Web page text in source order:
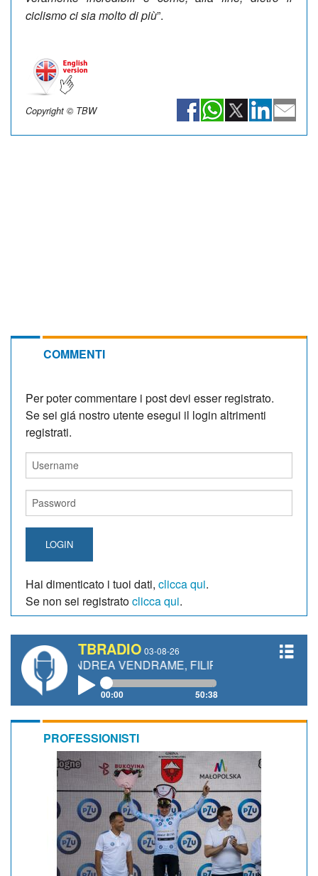
ciclismo ci sia molto di più”.
Copyright © TBW
COMMENTI
Per poter commentare i post devi esser registrato.
Se sei giá nostro utente esegui il login altrimenti
registrati.
LOGIN
Hai dimenticato i tuoi dati, clicca qui.
Se non sei registratoclicca qui.
TBRADIO 03-08-26
VENDRAME, FILIPPO FIORELLI
00:00 50:38
PROFESSIONISTI